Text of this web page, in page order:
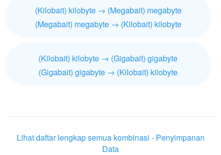
(Kilobait) kilobyte → (Megabait) megabyte
(Megabait) megabyte → (Kilobait) kilobyte
(Kilobait) kilobyte → (Gigabait) gigabyte
(Gigabait) gigabyte → (Kilobait) kilobyte
Lihat daftar lengkap semua kombinasi - Penyimpanan
Data